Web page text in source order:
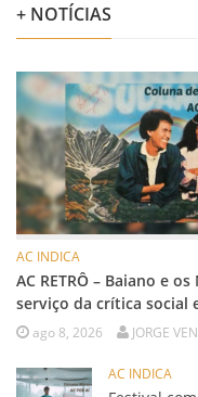
+ NOTÍCIAS
AC INDICA
AC RETRÔ – Baiano e
serviço da crítica social
ago 8, 2026 JORGE
AC INDICA